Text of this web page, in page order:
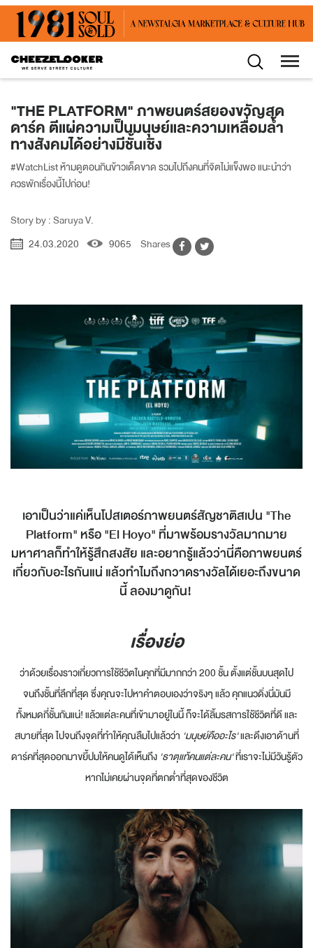
"THE PLATFORM" ภาพยนตร์สยองขวัญสุด
ดาร์ค ตีแผ่ความเป็นมนุษย์และความเหลื่อมล้ำ
ทางสังคมได้อย่างมีชั้นเชิง
#WatchList ห้ามดูตอนกินข้าวเด็ดขาด รวมไปถึงคนที่จิตไม่แข็งพอ แนะนำว่า
ควรพักเรื่องนี้ไปก่อน!
Story by : Saruya V.
24.03.2020
9065 Shares
เอาเป็นว่าแค่เห็นโปสเตอร์ภาพยนตร์สัญชาติสเปน "The
Platform" หรือ "El Hoyo" ที่มาพร้อมรางวัลมากมาย
มหาศาลก็ทำให้รู้สึกสงสัย และอยากรู้แล้วว่านี่คือภาพยนตร์
เกี่ยวกับอะไรกันแน่ แล้วทำไมถึงกวาดรางวัลได้เยอะถึงขนาด
นี้ ลองมาดูกัน!
เรื่องย่อ
ว่าด้วยเรื่องราวเกี่ยวการใช้ชีวิตในคุกที่มีมากกว่า 200 ชั้น ตั้งแต่ชั้นบนสุดไป
จนถึงชั้นที่ลึกที่สุด ซึ่งคุณจะไปหาคำตอบเองว่าจริงๆ แล้ว คุกแนวดิ่งนี่มันมี
ทั้งหมดกี่ชั้นกันแน่! แล้วแต่ละคนที่เข้ามาอยู่ในนี้ ก็จะได้ลิ้มรสการใช้ชีวิตที่ดี และ
สบายที่สุด ไปจนถึงจุดที่ทำให้คุณลืมไปแล้วว่า 'มนุษย์คืออะไร'และดึงเอาด้านที่
ดาร์คที่สุดออกมาขยี้ปมให้คนดูได้เห็นถึง 'ธาตุแท้คนแต่ละคน'ที่เราจะไม่มีวันรู้ตัว
หากไม่เคยผ่านจุดที่ตกต่ำที่สุดของชีวิต